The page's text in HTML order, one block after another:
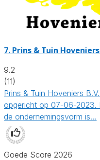
7. Prins & Tuin Hoveniers
9.2
(11)
Prins & Tuin Hoveniers
opgericht op 07-06-2023.
de ondernemingsvorm is…
Goede Score 2026